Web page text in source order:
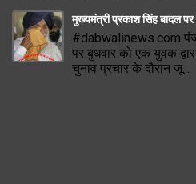
मुख्यमंत्री प्रकाश सिंह बादल
#dabwalinews.com
पर बुधवार को एक युवक
चुनाव प्रचार के दौरान जू...